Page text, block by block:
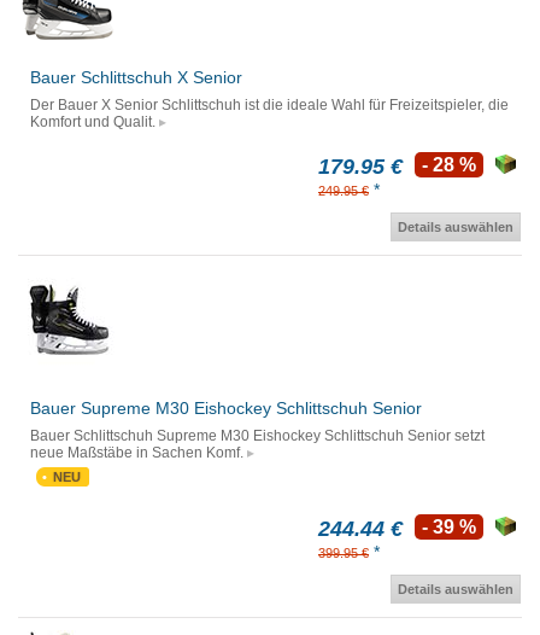
Bauer Schlittschuh X Senior
Der Bauer X Senior Schlittschuh ist die ideale Wahl für Freizeitspieler, die
Komfort und Qualit.
179.95 €
249.95 € *
- 28 %
Details auswählen
Bauer Supreme M30 Eishockey Schlittschuh Senior
Bauer Schlittschuh Supreme M30 Eishockey Schlittschuh Senior setzt
neue Maßstäbe in Sachen Komf.
NEU
244.44 €
399.95 € *
- 39 %
Details auswählen